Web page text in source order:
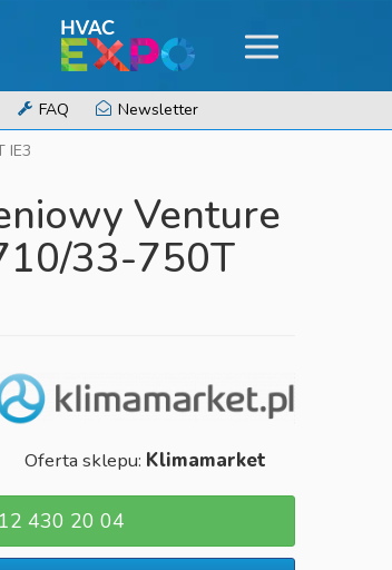
FAQ
Newsletter
IE3
Venture
33-750T
Oferta sklepu: Klimamarket
430 20 04